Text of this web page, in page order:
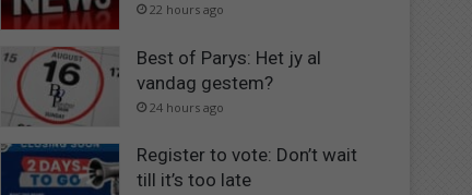
22 hours ago
Best of Parys: Het jy al
vandag gestem?
24 hours ago
Register to vote: Don’t wait
till it’s too late